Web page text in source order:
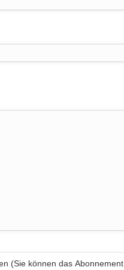
(Sie können das Abonnement